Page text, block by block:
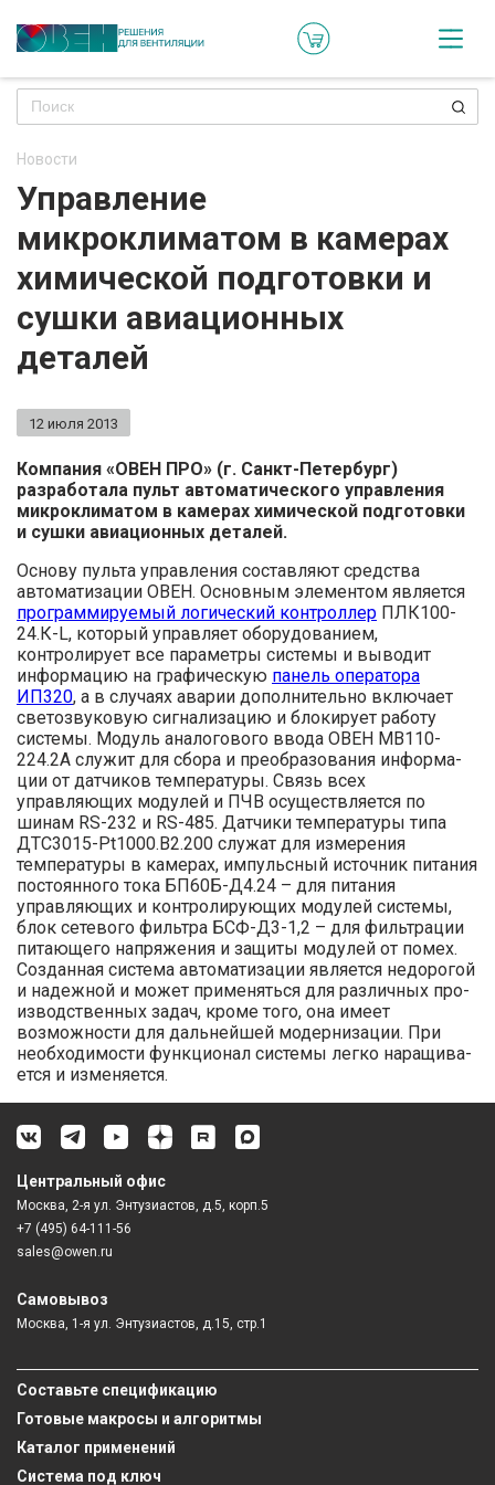
Новости
Управление
микроклиматом в камерах
химической подготовки и
сушки авиационных
деталей
12 июля 2013
Компания «ОВЕН ПРО» (г. Санкт-Петербург)
разработа­ла пульт автоматического управления
микроклиматом в камерах химической подготовки
и сушки авиационных деталей.
Основу пульта управления состав­ляют средства
автоматизации ОВЕН. Основным элементом является
про­граммируемый логический контрол­лер ПЛК100-
24.К-L, который управ­ляет оборудованием,
контролирует все параметры системы и выводит
информацию на графическую панель оператора
ИП320, а в случаях аварии дополнительно включает
светозву­ковую сигнализацию и блокирует работу
системы. Модуль аналогового ввода ОВЕН МВ110-
224.2А служит для сбора и преобразования информа­
ции от датчиков температуры. Связь всех
управляющих модулей и ПЧВ осуществляется по
шинам RS-232 и RS-485. Датчики температуры типа
ДТС3015-Pt1000.B2.200 служат для измерения
температуры в камерах, импульсный источник питания
постоянного тока БП60Б-Д4.24 – для питания
управляющих и контролиру­ющих модулей системы,
блок сетевого фильтра БСФ-Д3-1,2 – для фильтрации
питающего напряжения и защиты мо­дулей от помех.
Созданная система автоматизации является недорогой
и надежной и мо­жет применяться для различных про­
изводственных задач, кроме того, она имеет
возможности для дальнейшей модернизации. При
необходимости функционал системы легко наращива­
ется и изменяется.
Центральный офис
Москва, 2-я ул. Энтузиастов, д.5, корп.5
+7 (495) 64-111-56
sales@owen.ru
Самовывоз
Москва, 1-я ул. Энтузиастов, д.15, стр.1
Составьте спецификацию
Готовые макросы и алгоритмы
Каталог применений
Система под ключ